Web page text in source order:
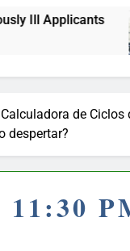
Calculadora de
despertar?
11:30